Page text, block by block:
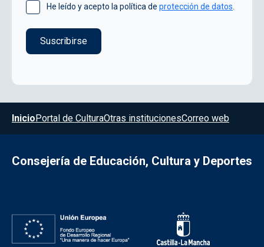
He leído y acepto la política de protección de datos
Menú del pie
InicioPortal de CulturaOtras institucionesCorreo web
Consejería de Educación, Cultura y Deportes